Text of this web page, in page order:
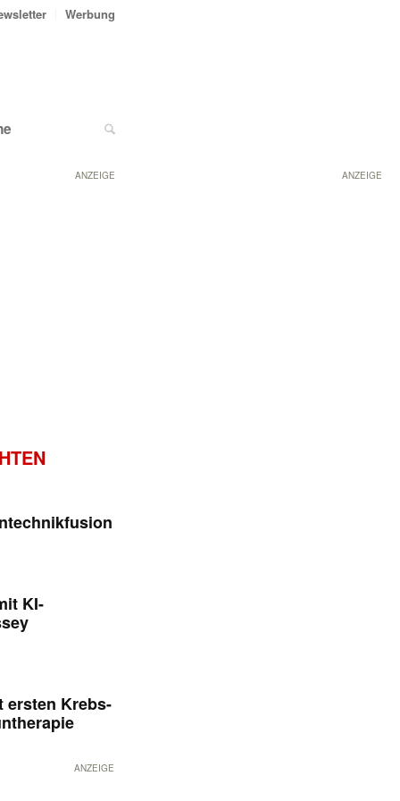
ANZEIGE
Werbung
ANZEIGE
KI-
ersten Krebs-
ANZEIGE